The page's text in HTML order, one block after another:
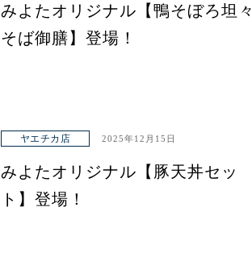
みよたオリジナル【鴨そぼろ坦々
そば御膳】登場！
ヤエチカ店 2025年12月15日
みよたオリジナル【豚天丼セッ
ト】登場！